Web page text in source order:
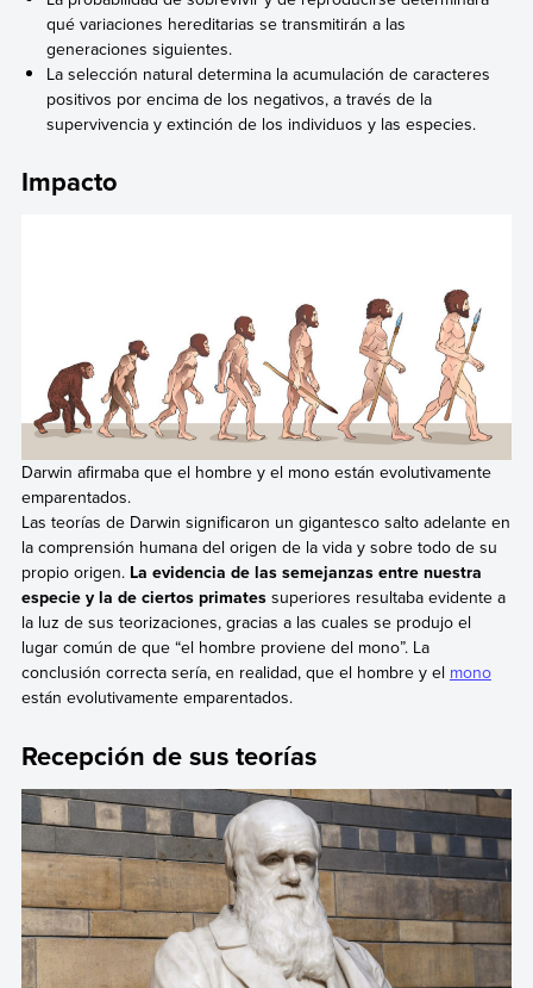
qué variaciones hereditarias se transmitirán a las
generaciones siguientes.
La selección natural determina la acumulación de caracteres
positivos por encima de los negativos, a través de la
supervivencia y extinción de los individuos y las especies.
Impacto
Darwin afirmaba que el hombre y el mono están evolutivamente
emparentados.
Las teorías de Darwin significaron un gigantesco salto adelante en
la comprensión humana del origen de la vida y sobre todo de su
propio origen. La evidencia de las semejanzas entre nuestra
especie y la de ciertos primatessuperiores resultaba evidente a
la luz de sus teorizaciones, gracias a las cuales se produjo el
lugar común de que “el hombre proviene del mono”. La
conclusión correcta sería, en realidad, que el hombre y el mono
están evolutivamente emparentados.
Recepción de sus teorías